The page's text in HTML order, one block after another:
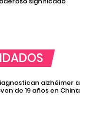
alzhéimer a
de 19 años en China